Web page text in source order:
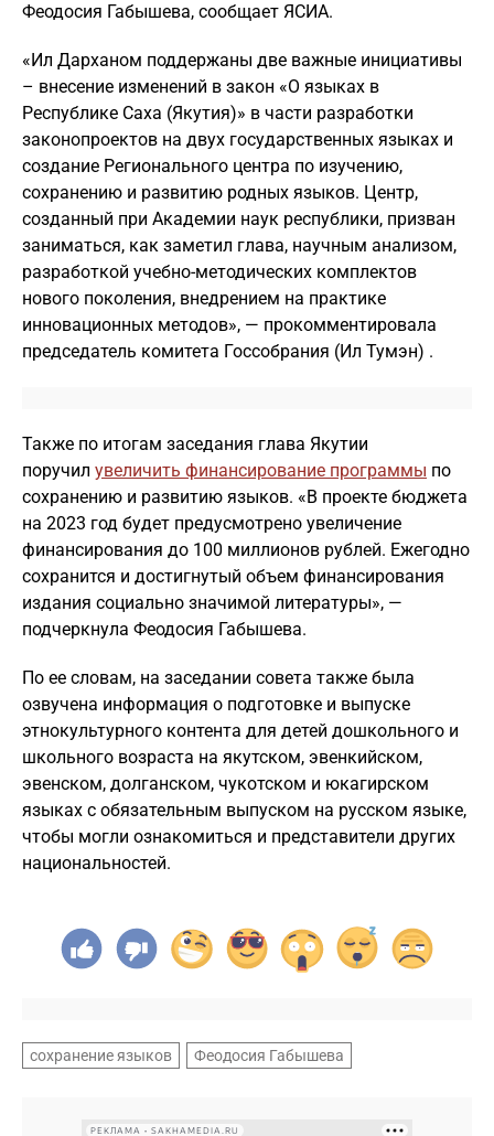
Феодосия Габышева, сообщает ЯСИА.
«Ил Дарханом поддержаны две важные инициативы
– внесение изменений в закон «О языках в
Республике Саха (Якутия)» в части разработки
законопроектов на двух государственных языках и
создание Регионального центра по изучению,
сохранению и развитию родных языков. Центр,
созданный при Академии наук республики, призван
заниматься, как заметил глава, научным анализом,
разработкой учебно-методических комплектов
нового поколения, внедрением на практике
инновационных методов», — прокомментировала
председатель комитета Госсобрания (Ил Тумэн) .
Также по итогам заседания глава Якутии
поручил увеличить финансирование программы по
сохранению и развитию языков. «В проекте бюджета
на 2023 год будет предусмотрено увеличение
финансирования до 100 миллионов рублей. Ежегодно
сохранится и достигнутый объем финансирования
издания социально значимой литературы», —
подчеркнула Феодосия Габышева.
По ее словам, на заседании совета также была
озвучена информация о подготовке и выпуске
этнокультурного контента для детей дошкольного и
школьного возраста на якутском, эвенкийском,
эвенском, долганском, чукотском и юкагирском
языках с обязательным выпуском на русском языке,
чтобы могли ознакомиться и представители других
национальностей.
сохранение языков Феодосия Габышева
РЕКЛАМА • SAKHAMEDIA.RU